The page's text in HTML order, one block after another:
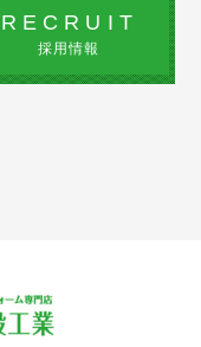
RECRUIT
採用情報